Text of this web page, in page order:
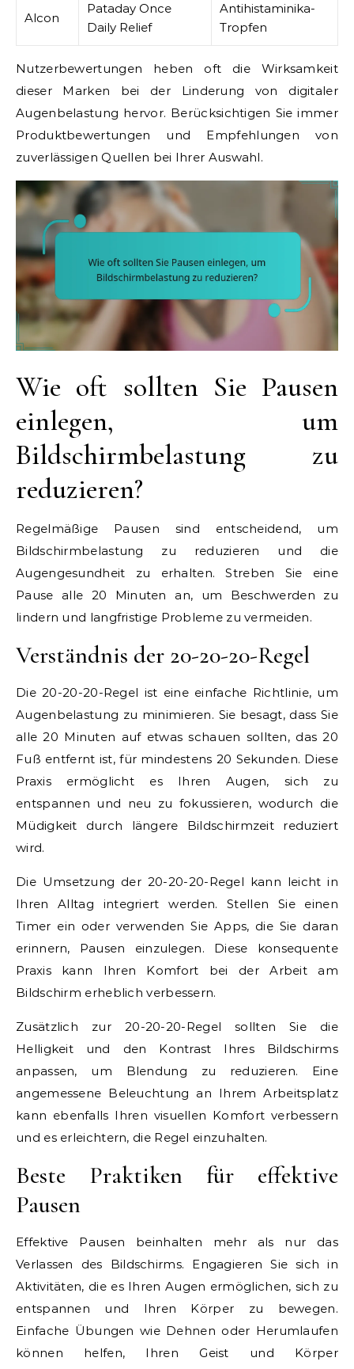
Alcon
Pataday Once
Daily Relief
Antihistaminika-
Tropfen
Nutzerbewertungen heben oft die Wirksamkeit
dieser Marken bei der Linderung von digitaler
Augenbelastung hervor. Berücksichtigen Sie immer
Produktbewertungen und Empfehlungen von
zuverlässigen Quellen bei Ihrer Auswahl.
Wie oft sollten Sie Pausen
einlegen, um
Bildschirmbelastung zu
reduzieren?
Regelmäßige Pausen sind entscheidend, um
Bildschirmbelastung zu reduzieren und die
Augengesundheit zu erhalten. Streben Sie eine
Pause alle 20 Minuten an, um Beschwerden zu
lindern und langfristige Probleme zu vermeiden.
Verständnis der 20-20-20-Regel
Die 20-20-20-Regel ist eine einfache Richtlinie, um
Augenbelastung zu minimieren. Sie besagt, dass Sie
alle 20 Minuten auf etwas schauen sollten, das 20
Fuß entfernt ist, für mindestens 20 Sekunden. Diese
Praxis ermöglicht es Ihren Augen, sich zu
entspannen und neu zu fokussieren, wodurch die
Müdigkeit durch längere Bildschirmzeit reduziert
wird.
Die Umsetzung der 20-20-20-Regel kann leicht in
Ihren Alltag integriert werden. Stellen Sie einen
Timer ein oder verwenden Sie Apps, die Sie daran
erinnern, Pausen einzulegen. Diese konsequente
Praxis kann Ihren Komfort bei der Arbeit am
Bildschirm erheblich verbessern.
Zusätzlich zur 20-20-20-Regel sollten Sie die
Helligkeit und den Kontrast Ihres Bildschirms
anpassen, um Blendung zu reduzieren. Eine
angemessene Beleuchtung an Ihrem Arbeitsplatz
kann ebenfalls Ihren visuellen Komfort verbessern
und es erleichtern, die Regel einzuhalten.
Beste Praktiken für effektive
Pausen
Effektive Pausen beinhalten mehr als nur das
Verlassen des Bildschirms. Engagieren Sie sich in
Aktivitäten, die es Ihren Augen ermöglichen, sich zu
entspannen und Ihren Körper zu bewegen.
Einfache Übungen wie Dehnen oder Herumlaufen
können helfen, Ihren Geist und Körper